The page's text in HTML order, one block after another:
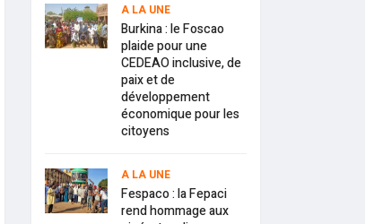
A LA UNE
Burkina : le Foscao
plaide pour une
CEDEAO inclusive, de
paix et de
développement
économique pour les
citoyens
A LA UNE
Fespaco : la Fepaci
rend hommage aux